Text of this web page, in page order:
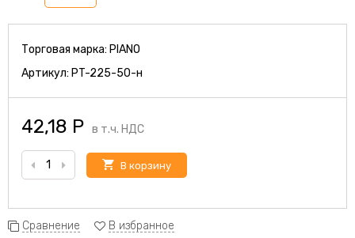
Торговая марка: PIANO
Артикул: PT-225-50-н
42,18 Р в т.ч. НДС
В корзину
Сравнение В избранное